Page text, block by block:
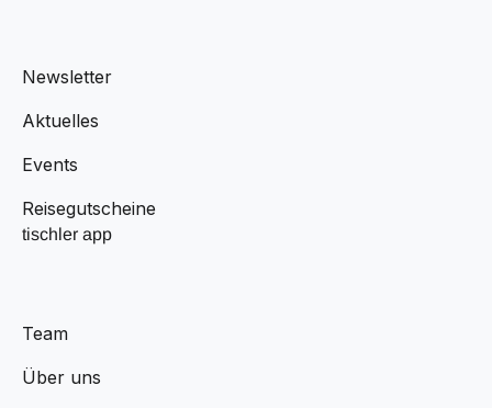
Newsletter
Aktuelles
Events
Reisegutscheine
tischler app
Team
Über uns